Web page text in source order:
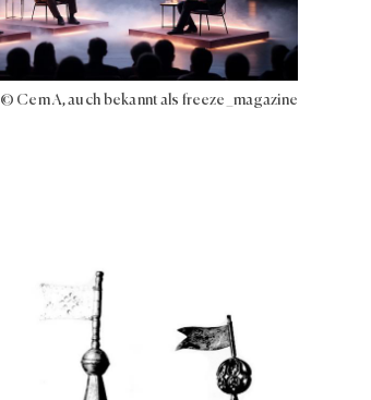
© Cem A, auch bekannt als freeze_magazine